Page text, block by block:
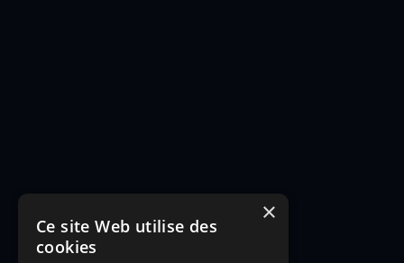
×
Ce site Web utilise des
cookies